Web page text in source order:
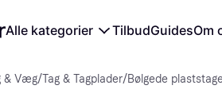
Alle kategorier TilbudGuidesOm
& Væg/Tag & Tagplader/Bølgede